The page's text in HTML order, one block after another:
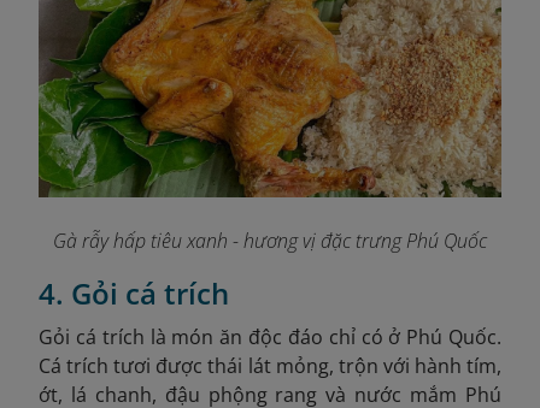
Gà rẫy hấp tiêu xanh - hương vị đặc trưng Phú Quốc
4. Gỏi cá trích
Gỏi cá trích là món ăn độc đáo chỉ có ở Phú Quốc.
Cá trích tươi được thái lát mỏng, trộn với hành tím,
ớt, lá chanh, đậu phộng rang và nước mắm Phú